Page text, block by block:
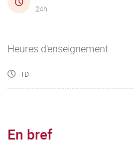
24h
Heures d'enseignement
TD
En bref